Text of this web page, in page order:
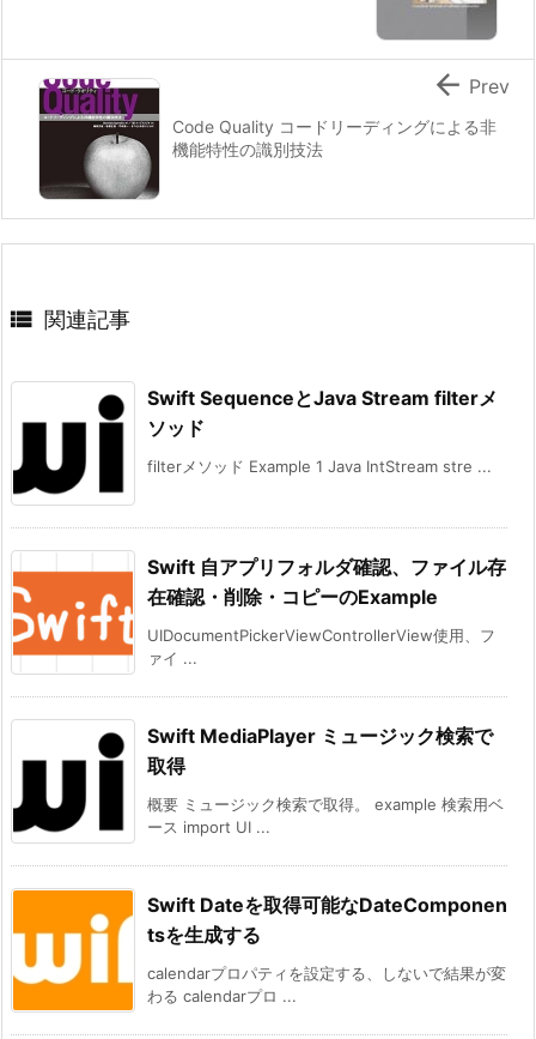
Code Quality コードリーディングによる非
機能特性の識別技法
 Prev
 関連記事
Swift SequenceとJava Stream filterメ
ソッド
filterメソッド Example 1 Java IntStream stre ...
Swift 自アプリフォルダ確認、ファイル存
在確認・削除・コピーのExample
UIDocumentPickerViewControllerView使用、フ
ァイ ...
Swift MediaPlayer ミュージック検索で
取得
概要 ミュージック検索で取得。 example 検索用ベ
ース import UI ...
Swift Dateを取得可能なDateComponen
tsを生成する
calendarプロパティを設定する、しないで結果が変
わる calendarプロ ...